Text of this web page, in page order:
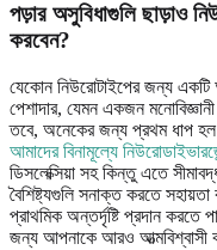
পড়ার অসুবিধাগুলি ছাড়াও
করবেন?
যেকোন নিউরোটাইপের জন্য
পেশাদার, যেমন একজন
তবে, অনেকের জন্য প্রথম ধাপ হল
আমাদের বিনামূল্যে
ডিসলেক্সিয়া সহ কিন্তু এতে
বৈশিষ্ট্যগুলি সনাক্ত করতে
প্রাথমিক অন্তর্দৃষ্টি প্রদান করতে
জন্য আপনাকে আরও আত্মবিশ্বাসী